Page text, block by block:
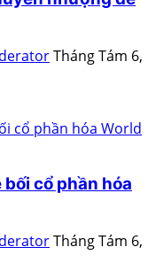
Tháng Tám 6,
bối cổ phần hóa
Tháng Tám 6,